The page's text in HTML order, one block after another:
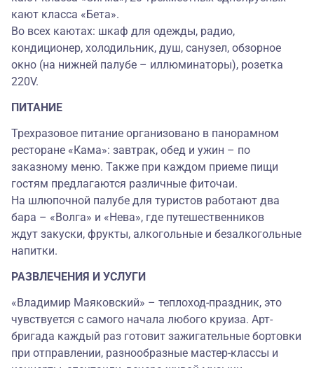
кают класса «Бета».
Во всех каютах: шкаф для одежды, радио,
кондиционер, холодильник, душ, санузел, обзорное
окно (на нижней палубе – иллюминаторы), розетка
220V.
ПИТАНИЕ
Трехразовое питание организовано в панорамном
ресторане «Кама»: завтрак, обед и ужин – по
заказному меню. Также при каждом приеме пищи
гостям предлагаются различные фиточаи.
На шлюпочной палубе для туристов работают два
бара – «Волга» и «Нева», где путешественников
ждут закуски, фрукты, алкогольные и безалкогольные
напитки.
РАЗВЛЕЧЕНИЯ И УСЛУГИ
«Владимир Маяковский» – теплоход-праздник, это
чувствуется с самого начала любого круиза. Арт-
бригада каждый раз готовит зажигательные бортовки
при отправлении, разнообразные мастер-классы и